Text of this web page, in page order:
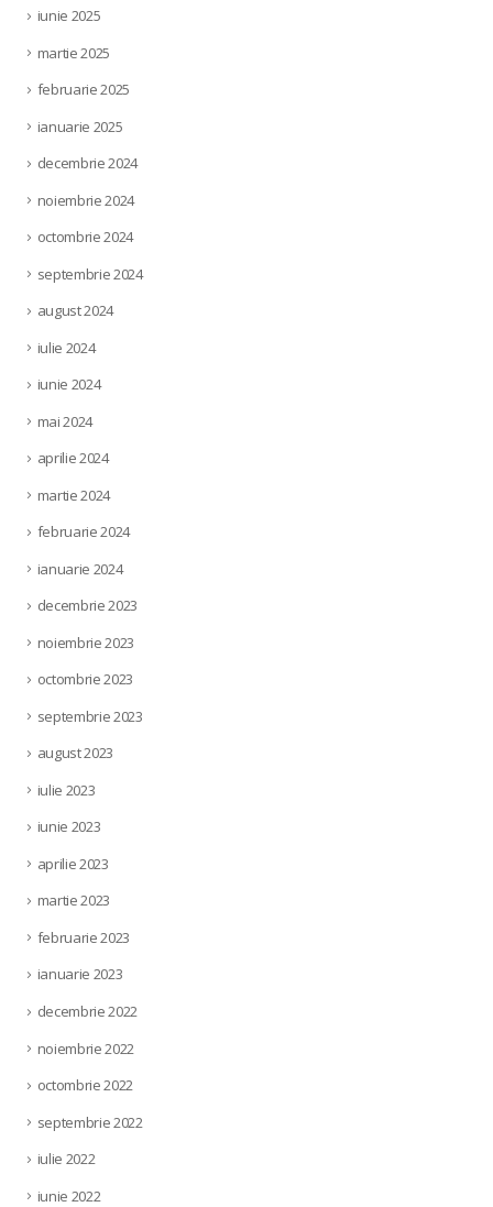
iunie 2025
martie 2025
februarie 2025
ianuarie 2025
decembrie 2024
noiembrie 2024
octombrie 2024
septembrie 2024
august 2024
iulie 2024
iunie 2024
mai 2024
aprilie 2024
martie 2024
februarie 2024
ianuarie 2024
decembrie 2023
noiembrie 2023
octombrie 2023
septembrie 2023
august 2023
iulie 2023
iunie 2023
aprilie 2023
martie 2023
februarie 2023
ianuarie 2023
decembrie 2022
noiembrie 2022
octombrie 2022
septembrie 2022
iulie 2022
iunie 2022